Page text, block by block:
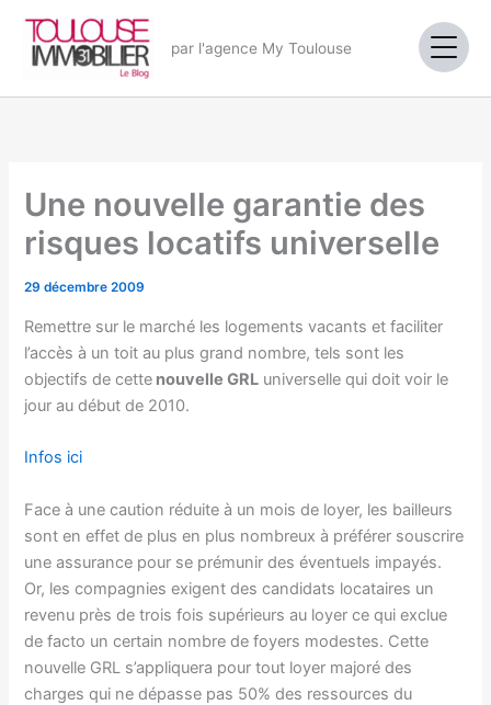
contenu
par l'agence My Toulouse
Une nouvelle garantie des
risques locatifs universelle
29 décembre 2009
Remettre sur le marché les logements vacants et faciliter
l’accès à un toit au plus grand nombre, tels sont les
objectifs de cette nouvelle GRL universelle qui doit voir le
jour au début de 2010.
Infos ici
Face à une caution réduite à un mois de loyer, les bailleurs
sont en effet de plus en plus nombreux à préférer souscrire
une assurance pour se prémunir des éventuels impayés.
Or, les compagnies exigent des candidats locataires un
revenu près de trois fois supérieurs au loyer ce qui exclue
de facto un certain nombre de foyers modestes. Cette
nouvelle GRL s’appliquera pour tout loyer majoré des
charges qui ne dépasse pas 50% des ressources du